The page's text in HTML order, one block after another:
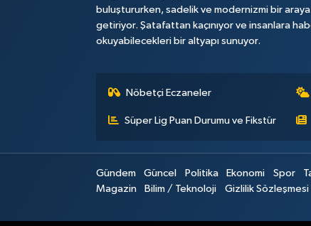
buluştururken, sadelik ve modernizmi bir araya
getiriyor. Şatafattan kaçınıyor ve insanlara
okuyabilecekleri bir altyapı sunuyor.
Nöbetçi Eczaneler
Süper Lig Puan Durumu ve Fikstür
Gündem Güncel Politika Ekonomi Spor
Magazin
Bilim / Teknoloji Gizlilik Sözleşmesi